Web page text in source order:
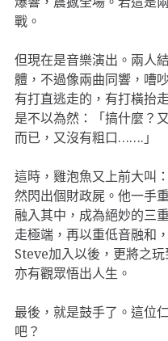
戰。
但現在是音樂演出。兩人
體，不過像兩曲同響，嘈
有打直逃走的，有打橫抬
是不以為然：「搞什麼？
而已，又沒有粗口…….」
這時，雞泡魚又上前大叫
然閃出個財政屍。他一手
融入其中，成為絕妙的三
走極端，再以重低音融和
Steve加入以後，更將之
亦有觀眾悟出人生。
最後，就是鼓手了。這位
吧？